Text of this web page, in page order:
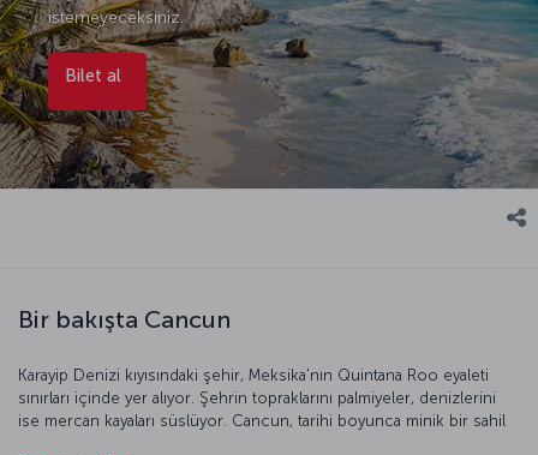
istemeyeceksiniz.
Bilet al
Bir bakışta Cancun
Karayip Denizi kıyısındaki şehir, Meksika'nın Quintana Roo eyaleti
sınırları içinde yer alıyor. Şehrin topraklarını palmiyeler, denizlerini
ise mercan kayaları süslüyor. Cancun, tarihi boyunca minik bir sahil